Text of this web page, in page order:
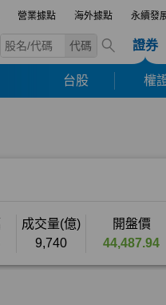
營業據點 海外據點 永續發
代碼 證券
台股 權